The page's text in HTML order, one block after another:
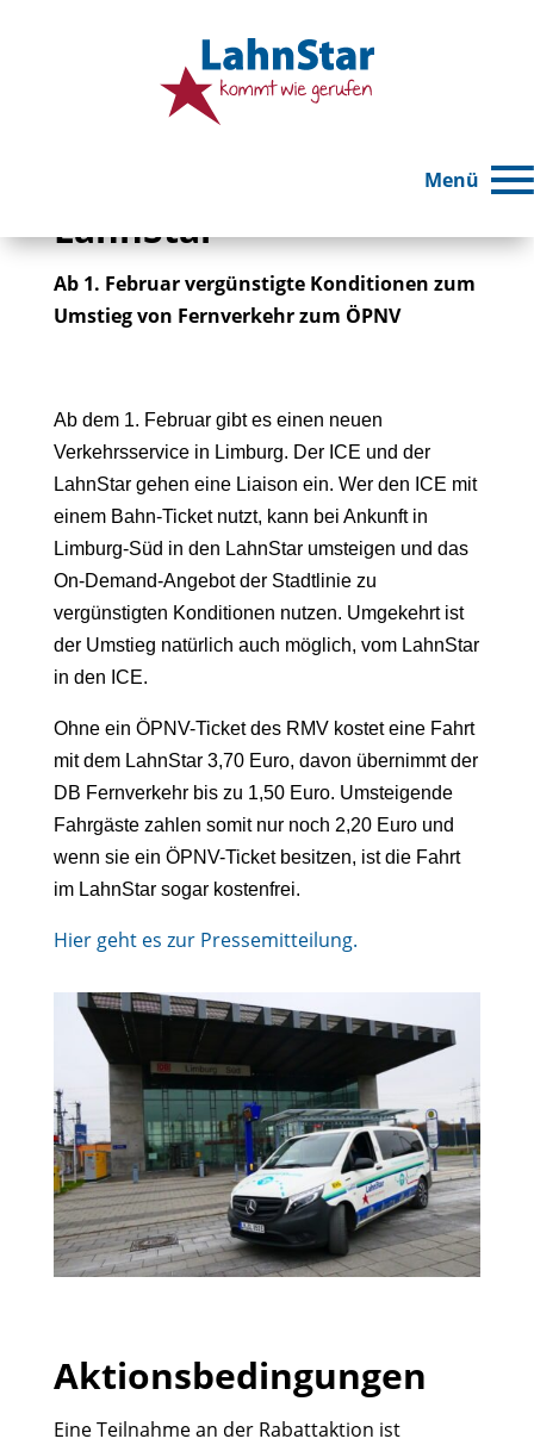
Menü
Rabattaktion der DB
LahnStar
Ab 1. Februar vergünstigte Konditionen zum
Umstieg von Fernverkehr zum ÖPNV
Ab dem 1. Februar gibt es einen neuen
Verkehrsservice in Limburg. Der ICE und der
LahnStar gehen eine Liaison ein. Wer den ICE mit
einem Bahn-Ticket nutzt, kann bei Ankunft in
Limburg-Süd in den LahnStar umsteigen und das
On-Demand-Angebot der Stadtlinie zu
vergünstigten Konditionen nutzen. Umgekehrt ist
der Umstieg natürlich auch möglich, vom LahnStar
in den ICE.
Ohne ein ÖPNV-Ticket des RMV kostet eine Fahrt
mit dem LahnStar 3,70 Euro, davon übernimmt der
DB Fernverkehr bis zu 1,50 Euro. Umsteigende
Fahrgäste zahlen somit nur noch 2,20 Euro und
wenn sie ein ÖPNV-Ticket besitzen, ist die Fahrt
im LahnStar sogar kostenfrei.​
Hier geht es zur Pressemitteilung.
Aktionsbedingungen
Eine Teilnahme an der Rabattaktion ist